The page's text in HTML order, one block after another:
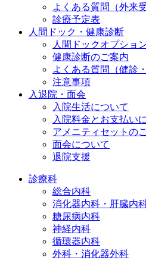
よくある質問（外来受
診療予定表
人間ドック・健康診断
人間ドックオプショ
健康診断のご案内
よくある質問（健診
注意事項
入退院・面会
入院生活について
入院料金とお支払い
アメニティセットの
面会について
退院支援
診療科
総合内科
消化器内科・肝臓内
糖尿病内科
神経内科
循環器内科
外科・消化器外科